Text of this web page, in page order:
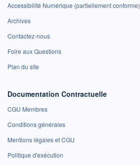
Accessibilité Numérique (partiellement conforme)
Archives
Contactez-nous
Foire aux Questions
Plan du site
Documentation Contractuelle
CGU Membres
Conditions générales
Mentions légales et CGU
Politique d'exécution